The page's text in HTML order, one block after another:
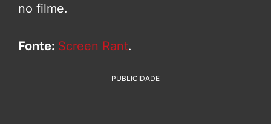
no filme.
Fonte: Screen Rant.
PUBLICIDADE